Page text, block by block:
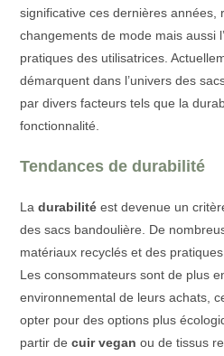
significative ces dernières années,
changements de mode mais aussi
pratiques des utilisatrices.
démarquent dans l’univers des
par divers facteurs tels que la
fonctionnalité.
Tendances de durabilité
Ladurabilité est devenue un
des sacs bandoulière. De
matériaux recyclés et des
Les consommateurs sont de plus
environnemental de leurs achats,
opter pour des options plus
partir decuir vegan ou de tissus